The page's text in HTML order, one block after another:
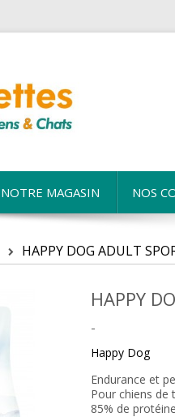
NOTRE MAGASIN NOS
HAPPY DOG ADULT
HAPPY
-
Happy Dog
Endurance et
Pour chiens de
85% de